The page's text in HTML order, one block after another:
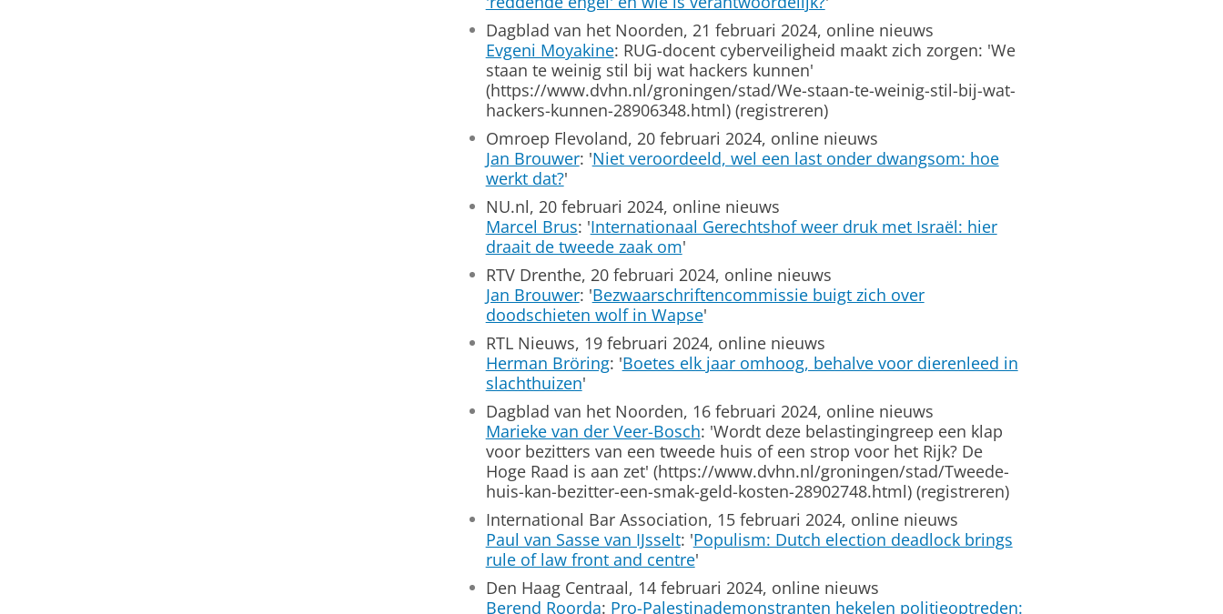
Dagblad van het Noorden, 21 februari 2024, online nieuws
Evgeni Moyakine: RUG-docent cyberveiligheid maakt zich zorgen: 'We
staan te weinig stil bij wat hackers kunnen'
(https://www.dvhn.nl/groningen/stad/We-staan-te-weinig-stil-bij-wat-
hackers-kunnen-28906348.html) (registreren)
Omroep Flevoland, 20 februari 2024, online nieuws
Jan Brouwer: 'Niet veroordeeld, wel een last onder dwangsom: hoe
werkt dat?'
NU.nl, 20 februari 2024, online nieuws
Marcel Brus: 'Internationaal Gerechtshof weer druk met Israël: hier
draait de tweede zaak om'
RTV Drenthe, 20 februari 2024, online nieuws
Jan Brouwer: 'Bezwaarschriftencommissie buigt zich over
doodschieten wolf in Wapse'
RTL Nieuws, 19 februari 2024, online nieuws
Herman Bröring: 'Boetes elk jaar omhoog, behalve voor dierenleed in
slachthuizen'
Dagblad van het Noorden, 16 februari 2024, online nieuws
Marieke van der Veer-Bosch: 'Wordt deze belastingingreep een klap
voor bezitters van een tweede huis of een strop voor het Rijk? De
Hoge Raad is aan zet' (https://www.dvhn.nl/groningen/stad/Tweede-
huis-kan-bezitter-een-smak-geld-kosten-28902748.html) (registreren)
International Bar Association, 15 februari 2024, online nieuws
Paul van Sasse van IJsselt: 'Populism: Dutch election deadlock brings
rule of law front and centre'
Den Haag Centraal, 14 februari 2024, online nieuws
Berend Roorda: Pro-Palestinademonstranten hekelen politieoptreden: